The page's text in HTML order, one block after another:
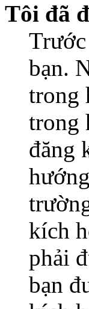
Tôi đã
bạn.
trong
trong
đăng
kích
phải
bạn